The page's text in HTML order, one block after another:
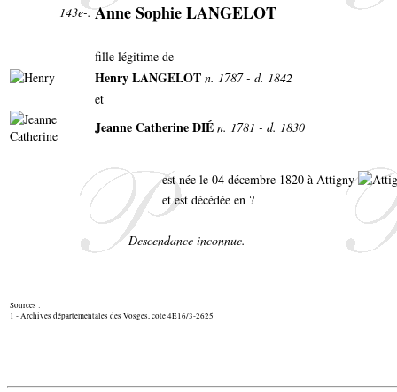
143e-. Anne Sophie LANGELOT
fille légitime de
Henry LANGELOT n. 1787 - d. 1842
et
Jeanne Catherine DIÉ n. 1781 - d. 1830
est née le 04 décembre 1820 à Attigny
et est décédée en ?
Descendance inconnue.
Sources :
1 - Archives départementales des Vosges, cote 4E16/3-2625